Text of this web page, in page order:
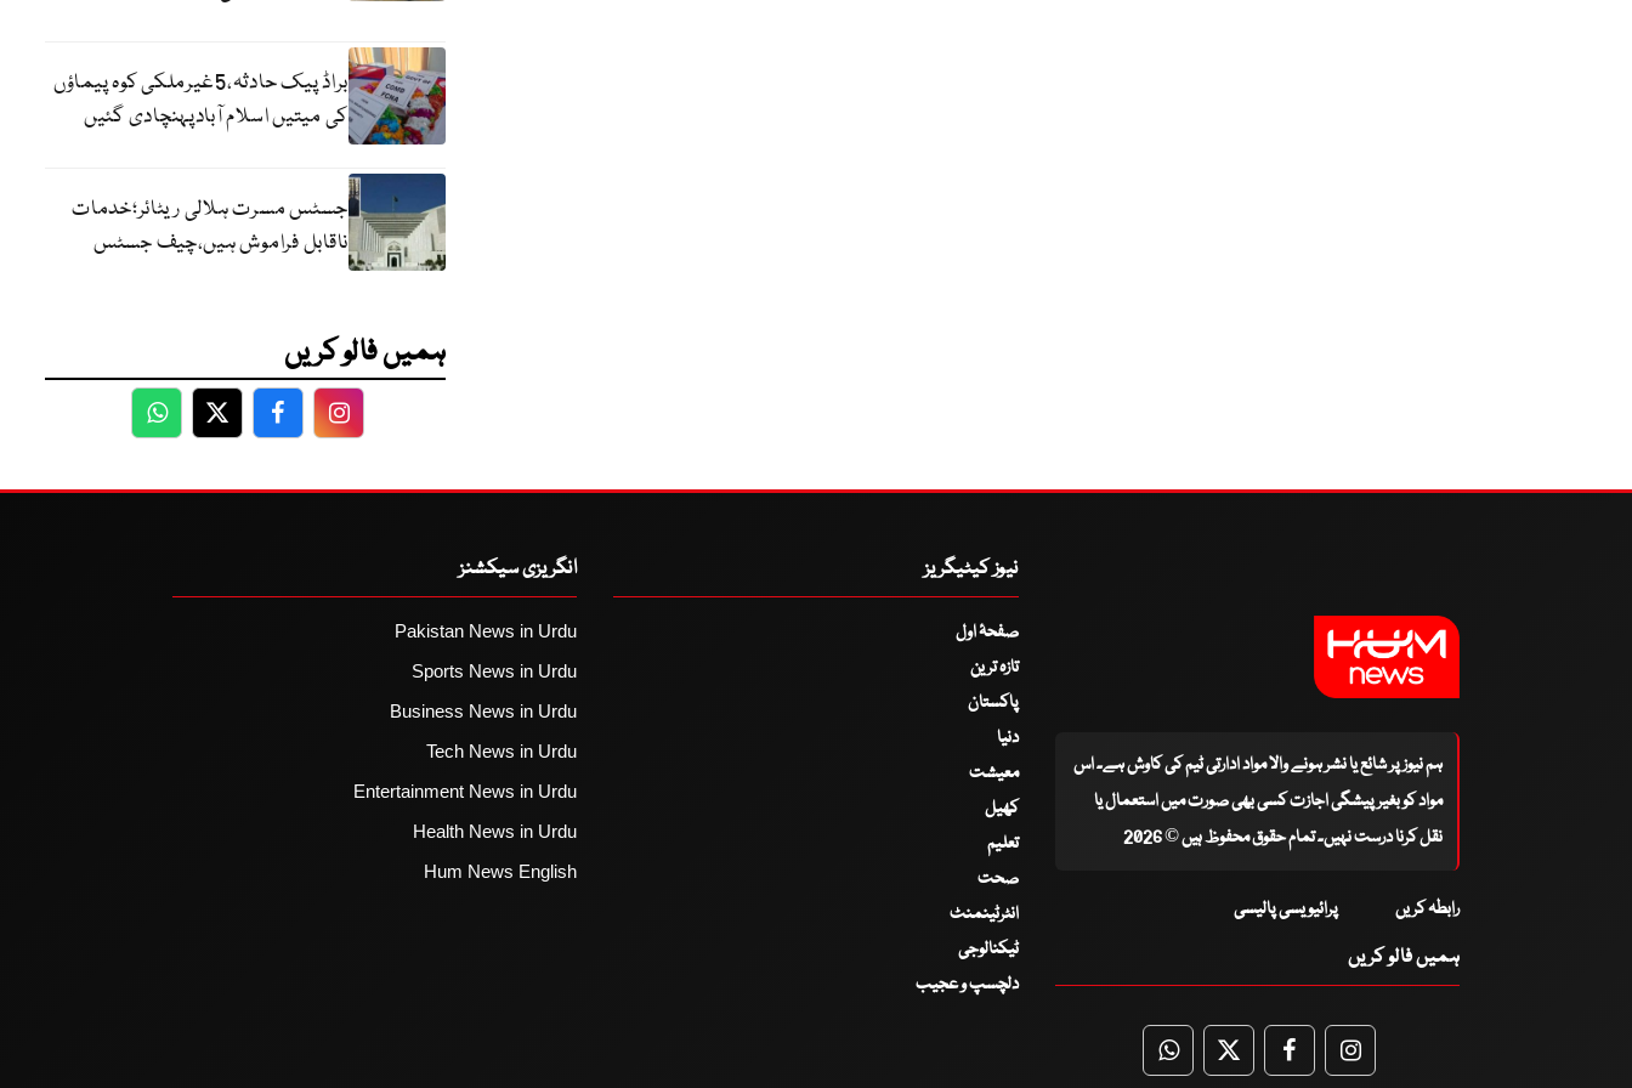
براڈ پیک حادثہ،5غیرملکی کوہ پیماؤں
کی میتیں اسلام آبادپہنچادی گئیں
جسٹس مسرت ہلالی ریٹائر؛خدمات
ناقابل فراموش ہیں،چیف جسٹس
ہمیں فالو کریں
WhatsApp
TwitterFacebookFacebook
ہم نیوز پر شائع یا نشر ہونے والا مواد ادارتی ٹیم کی کاوش ہے۔ اس
مواد کو بغیر پیشگی اجازت کسی بھی صورت میں استعمال یا
نقل کرنا درست نہیں۔ تمام حقوق محفوظ ہیں © 2026
رابطہ کریں پرائیویسی پالیسی
ہمیں فالو کریں
WhatsApp
TwitterFacebookFacebook
نیوز کیٹیگریز
صفحۂ اول
تازہ ترین
پاکستان
دنیا
معیشت
کھیل
تعلیم
صحت
انٹرٹینمنٹ
ٹیکنالوجی
دلچسپ و عجیب
انگریزی سیکشنز
Pakistan News in Urdu
Sports News in Urdu
Business News in Urdu
Tech News in Urdu
Entertainment News in Urdu
Health News in Urdu
Hum News English